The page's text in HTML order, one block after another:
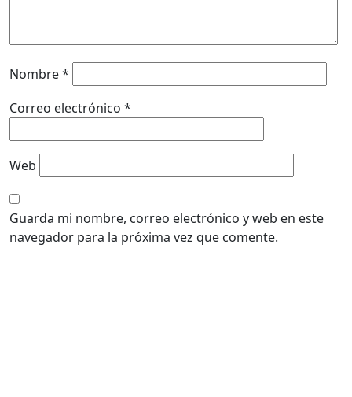
Nombre*
Correo electrónico *
Web
Guarda mi nombre, correo electrónico y web en este
navegador para la próxima vez que comente.